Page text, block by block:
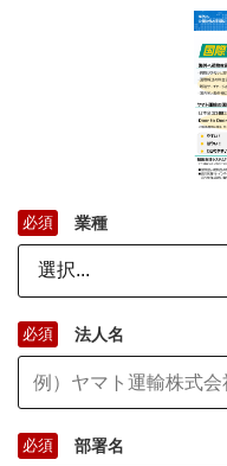
必須 業種
必須 法人名
必須 部署名